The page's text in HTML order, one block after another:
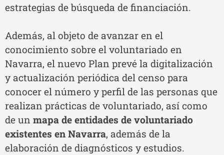
estrategias de búsqueda de financiación.
Además, al objeto de avanzar en el
conocimiento sobre el voluntariado en
Navarra, el nuevo Plan prevé la digitalización
y actualización periódica del censo para
conocer el número y perfil de las personas que
realizan prácticas de voluntariado, así como
de un mapa de entidades de voluntariado
existentes en Navarra, además de la
elaboración de diagnósticos y estudios.